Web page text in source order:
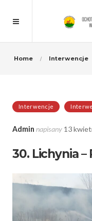
Home Interwencje
Interwencje
Admin napisany 13
30. Lichynia –